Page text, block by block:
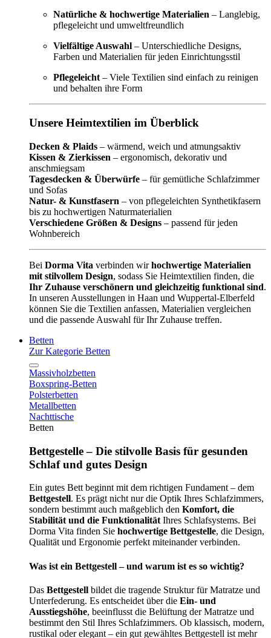
Natürliche & hochwertige Materialien – Langlebig,
pflegeleicht und umweltfreundlich
Vielfältige Auswahl – Unterschiedliche Designs,
Farben und Materialien für jeden Einrichtungsstil
Pflegeleicht – Viele Textilien sind einfach zu reinigen
und behalten ihre Form
Unsere Heimtextilien im Überblick
Decken & Plaids – wärmend, weich und atmungsaktiv
Kissen & Zierkissen – ergonomisch, dekorativ und
anschmiegsam
Tagesdecken & Überwürfe – für gemütliche Schlafzimmer
und Sofas
Natur- & Kunstfasern – von pflegeleichten Synthetikfasern
bis zu hochwertigen Naturmaterialien
Verschiedene Größen & Designs – passend für jeden
Wohnbereich
Bei Dorma Vita verbinden wirhochwertige Materialien
mit stilvollem Design, sodass Sie Heimtextilien finden, die
Ihr Zuhause verschönern und gleichzeitig funktional sind.
In unseren Ausstellungen in Haan und Wuppertal-Elberfeld
können Sie die Textilien anfassen, Materialien vergleichen
und die passende Auswahl für Ihr Zuhause treffen.
Betten
Zur Kategorie Betten
Massivholzbetten
Boxspring-Betten
Polsterbetten
Metallbetten
Nachttische
Betten
Bettgestelle – Die stilvolle Basis für gesunden
Schlaf und gutes Design
Ein gutes Bett beginnt mit dem richtigen Fundament – dem
Bettgestell. Es prägt nicht nur die Optik Ihres Schlafzimmers,
sondern bestimmt auch maßgeblich den Komfort, die
Stabilität und die Funktionalität Ihres Schlafsystems. Bei
Dorma Vita finden Sie hochwertige Bettgestelle, die Design,
Qualität und Ergonomie perfekt miteinander verbinden.
Was ist ein Bettgestell – und warum ist es so wichtig?
Das Bettgestell bildet die tragende Struktur für Matratze und
Unterfederung. Es entscheidet über die Ein- und
Ausstiegshöhe, beeinflusst die Belüftung der Matratze und
bestimmt den Stil Ihres Schlafzimmers. Ob klassisch, modern,
rustikal oder elegant – ein gut gewähltes Bettgestell ist mehr